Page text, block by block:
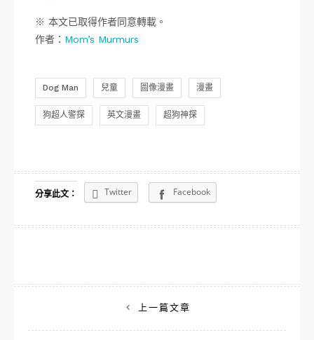
※ 本文已取得作者同意轉載。
作者： Mom’s Murmurs
Dog Man 兒童 圖像漫畫 漫畫
狗超人警探 英文漫畫 超狗神探
分享此文： Twitter Facebook
章
上一篇文章